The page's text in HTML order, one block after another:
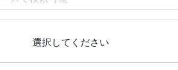
選択してください